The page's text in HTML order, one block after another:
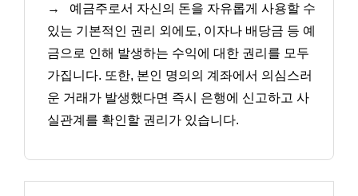
→
예금주로서 자신의 돈을 자유롭게 사용할 수
있는 기본적인 권리 외에도, 이자나 배당금 등 예
금으로 인해 발생하는 수익에 대한 권리를 모두
가집니다. 또한, 본인 명의의 계좌에서 의심스러
운 거래가 발생했다면 즉시 은행에 신고하고 사
실관계를 확인할 권리가 있습니다.